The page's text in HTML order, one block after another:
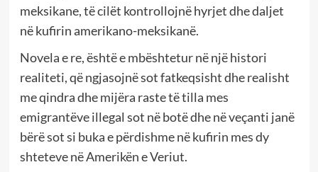
meksikane, të cilët kontrollojnë hyrjet dhe daljet
në kufirin amerikano-meksikanë.
Novela e re, është e mbështetur në një histori
realiteti, që ngjasojnë sot fatkeqsisht dhe realisht
me qindra dhe mijëra raste të tilla mes
emigrantëve illegal sot në botë dhe në veçanti janë
bërë sot si buka e përdishme në kufirin mes dy
shteteve në Amerikën e Veriut.